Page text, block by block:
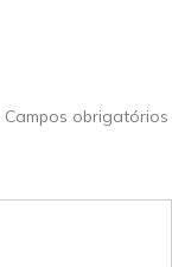
Campos obrigatórios